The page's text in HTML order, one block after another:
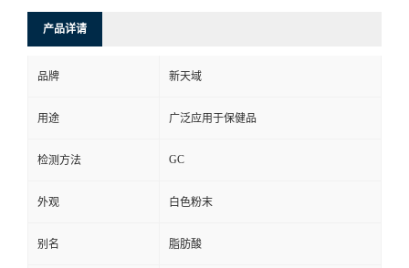
产品详请
品牌 新天域
用途 广泛应用于保健品
检测方法 GC
外观 白色粉末
别名 脂肪酸